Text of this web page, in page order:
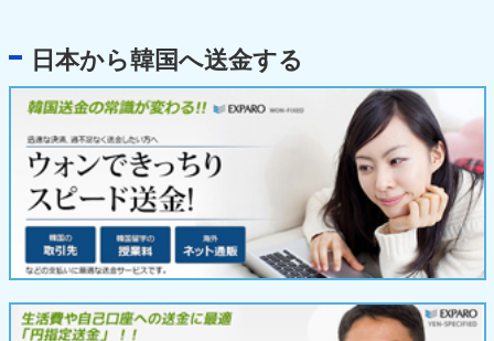
日本から韓国へ送金する